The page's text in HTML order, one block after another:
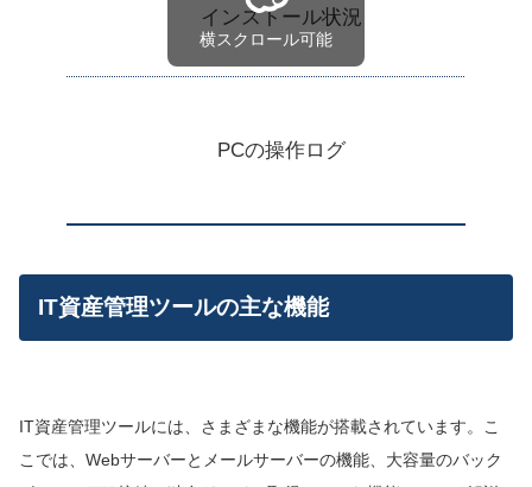
インストール状況
PCの操作ログ
IT資産管理ツールの主な機能
IT資産管理ツールには、さまざまな機能が搭載されています。こ
こでは、Webサーバーとメールサーバーの機能、大容量のバック